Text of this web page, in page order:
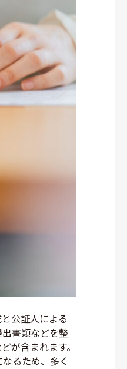
公証人による
書類などを整
が含まれます。
るため、多く